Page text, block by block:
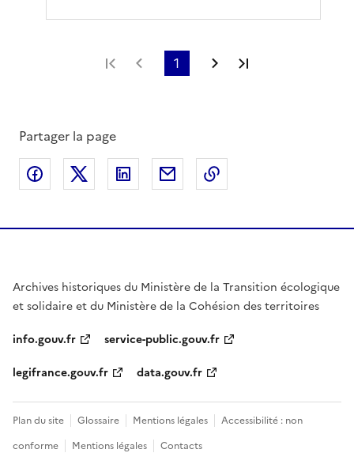
Première page
Page précédente
1 Page suivante
Partager la page
Partager sur Facebook
Partager sur XPartager sur LinkedIn
Partager par email
Archives historiques du Ministère de la Transition écologique
et solidaire et du Ministère de la Cohésion des territoires
info.gouv.fr
service-public.gouv.fr
legifrance.gouv.fr
data.gouv.fr
Plan du site Glossaire Mentions légales
Accessibilité : non
conforme
Mentions légales Contacts